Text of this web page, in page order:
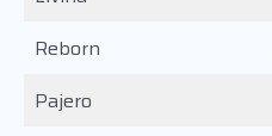
Reborn
Pajero